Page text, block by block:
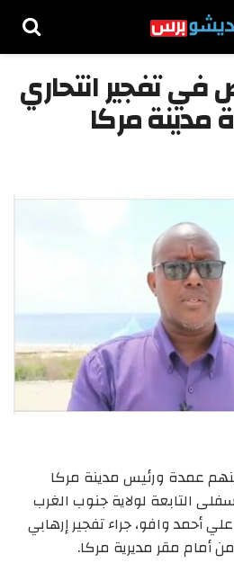
شخص في تفجير انتحاري
مدينة مركا
من بينهم عمدة ورئيس مدينة مركا
التابعة لولاية جنوب الغرب
أحمد وافو، جراء تفجير إرهابي
أمام مقر مديرية مركا.